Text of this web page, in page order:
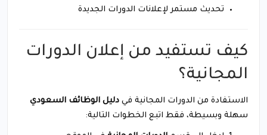
تحديث مستمر لإعلانات الدورات الجديدة
كيف تستفيد من إعلان الدورات
المجانية؟
الاستفادة من الدورات المجانية في دليل الوظائف السعودي
سهلة وبسيطة، فقط اتبع الخطوات التالية: